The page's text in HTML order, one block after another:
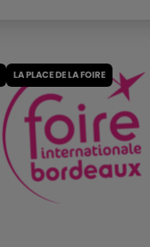
LA PLACE DE LA FOIRE